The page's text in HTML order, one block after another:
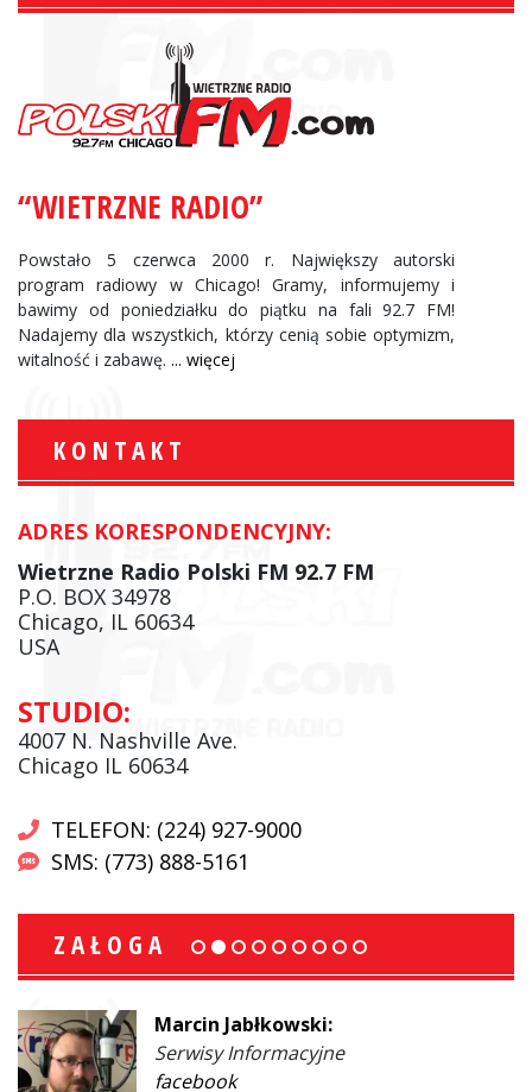
“WIETRZNE RADIO”
Powstało 5 czerwca 2000 r. Największy autorski
program radiowy w Chicago! Gramy, informujemy i
bawimy od poniedziałku do piątku na fali 92.7 FM!
Nadajemy dla wszystkich, którzy cenią sobie optymizm,
witalność i zabawę. ... więcej
KONTAKT
ADRES KORESPONDENCYJNY:
Wietrzne Radio Polski FM 92.7 FM
P.O. BOX 34978
Chicago, IL 60634
USA
STUDIO:
4007 N. Nashville Ave.
Chicago IL 60634
TELEFON: (224) 927-9000
SMS: (773) 888-5161
ZAŁOGA
Marcin Jabłkowski:
Serwisy Informacyjne
facebook